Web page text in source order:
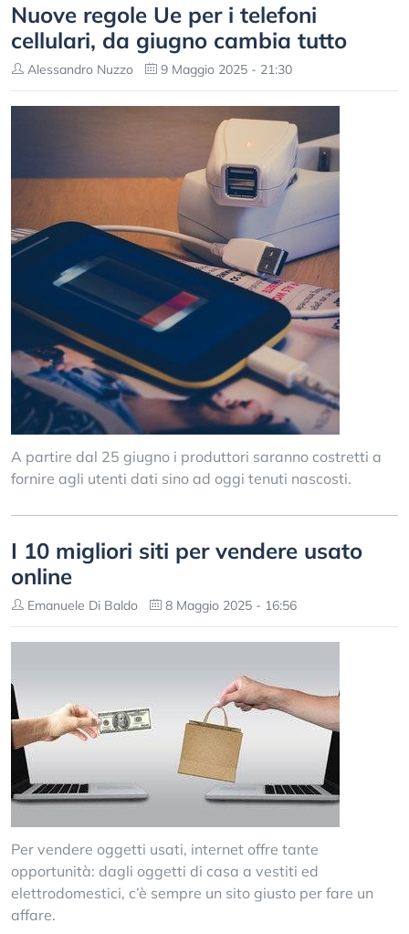
Nuove regole Ue per i telefoni
cellulari, da giugno cambia tutto
Alessandro Nuzzo 9 Maggio 2025 - 21:30
A partire dal 25 giugno i produttori saranno costretti a
fornire agli utenti dati sino ad oggi tenuti nascosti.
I 10 migliori siti per vendere usato
online
Emanuele Di Baldo 8 Maggio 2025 - 16:56
Per vendere oggetti usati, internet offre tante
opportunità: dagli oggetti di casa a vestiti ed
elettrodomestici, c’è sempre un sito giusto per fare un
affare.